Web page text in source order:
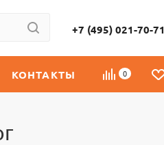
+7 (495) 021-70-71
0
КОНТАКТЫ